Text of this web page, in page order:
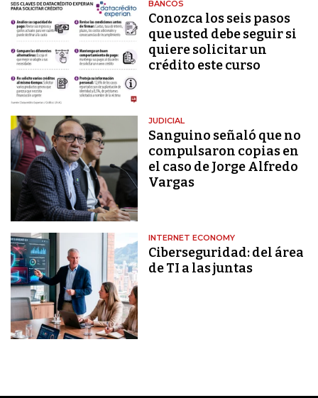
BANCOS
Conozca los seis pasos
que usted debe seguir si
quiere solicitar un
crédito este curso
JUDICIAL
Sanguino señaló que no
compulsaron copias en
el caso de Jorge Alfredo
Vargas
INTERNET ECONOMY
Ciberseguridad: del área
de TI a las juntas